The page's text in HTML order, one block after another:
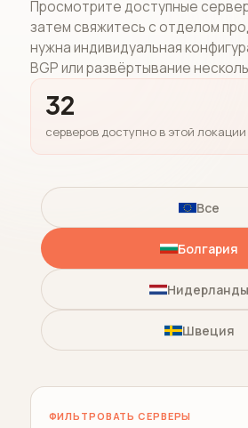
Просмотрите доступные
затем свяжитесь с отделом
нужна индивидуальная
BGP или развёртывание
32
серверов доступно в этой локации
Все
Болгария
Нидерланды
Швеция
ФИЛЬТРОВАТЬ СЕРВЕРЫ